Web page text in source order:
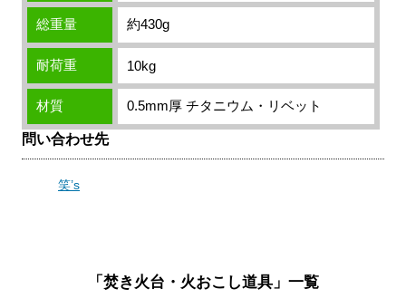
総重量 約430g
耐荷重 10kg
材質 0.5mm厚 チタニウム・リベット
問い合わせ先
笑’s
「焚き火台・火おこし道具」一覧